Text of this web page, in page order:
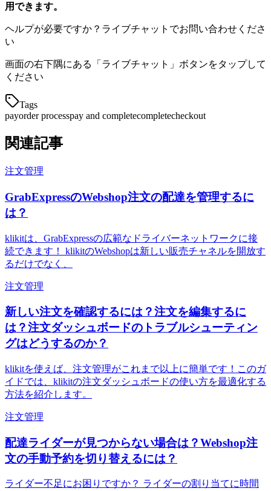
用できます。
ヘルプが必要ですか？ライブチャットでお問い合わせくださ
い
画面の右下隅にある「ライブチャット」ボタンをタップして
ください
Tags
payorder processpay and completecompletecheckout
関連記事
注文管理
GrabExpressのWebshop注文の配達を管理するに
は？
klikitは、GrabExpressの広範なドライバーネットワークに接
続できます！ klikitのWebshopは新しい販売チャネルを開放す
るだけでなく、
注文管理
新しい注文を確認するには？注文を編集するに
は？注文ダッシュボードのトラブルシューティン
グはどうするのか？
klikitを使えば、注文管理がこれまで以上に簡単です！このガ
イドでは、klikitの注文ダッシュボードの使い方を最適化する
方法を紹介します。
注文管理
配達ライダーが見つからない場合は？Webshop注
文の手動予約を切り替えるには？
ライダー不足にお困りですか？ ライダーの割り当てに時間